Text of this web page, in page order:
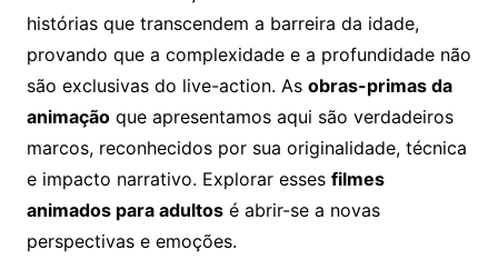
histórias que transcendem a barreira da idade,
provando que a complexidade e a profundidade não
são exclusivas do live-action. As obras-primas da
animaçãoque apresentamos aqui são verdadeiros
marcos, reconhecidos por sua originalidade, técnica
e impacto narrativo. Explorar esses filmes
animados para adultosé abrir-se a novas
perspectivas e emoções.